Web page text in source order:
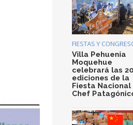
FIESTAS Y
Villa Pehuenia
Moquehue
celebrará las
ediciones de la
Fiesta
Chef